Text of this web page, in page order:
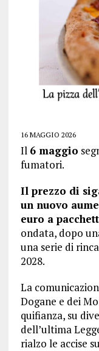
16 MAGGIO 2026
Il 6 maggio
fumatori.
Il prezzo di
un nuovo
euro a
ondata, dopo
una serie di
2028.
La
Dogane e dei
quifianza, su
dell’ultima
rialzo le accise